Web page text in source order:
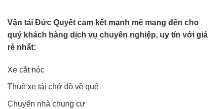
Vận tải Đức Quyết cam kết mạnh mẽ mang đến cho
quý khách hàng dịch vụ chuyên nghiệp, uy tín với giá
rẻ nhất:
Xe cắt nóc
Thuê xe tải chở đồ về quê
Chuyển nhà chung cư